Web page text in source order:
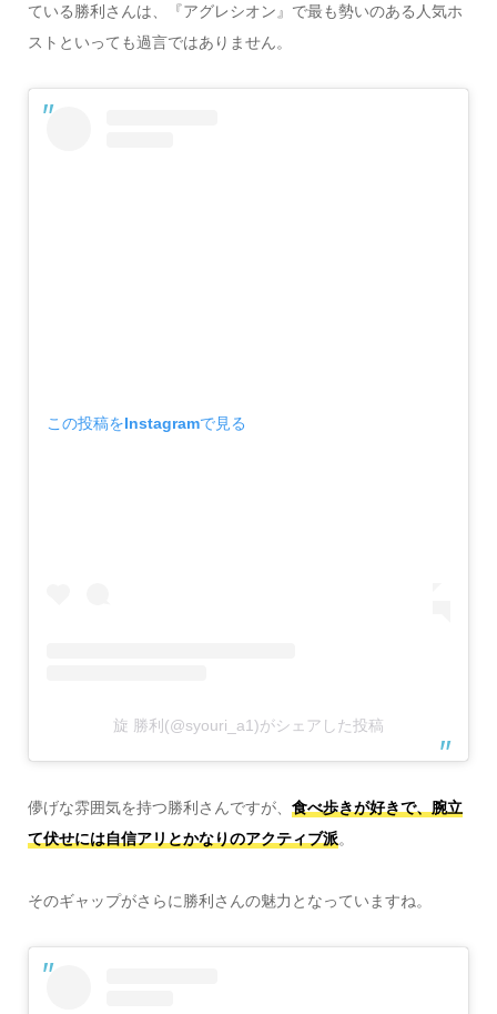
ている勝利さんは、『アグレシオン』で最も勢いのある人気ホ
ストといっても過言ではありません。
この投稿をInstagramで見る
旋 勝利(@syouri_a1)がシェアした投稿
儚げな雰囲気を持つ勝利さんですが、 食べ歩きが好きで、腕立
て伏せには自信アリとかなりのアクティブ派。
そのギャップがさらに勝利さんの魅力となっていますね。